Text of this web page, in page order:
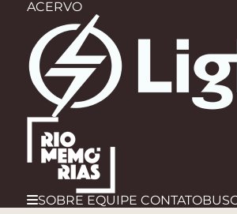
ACERVO
SOBRE EQUIPE CONTATO